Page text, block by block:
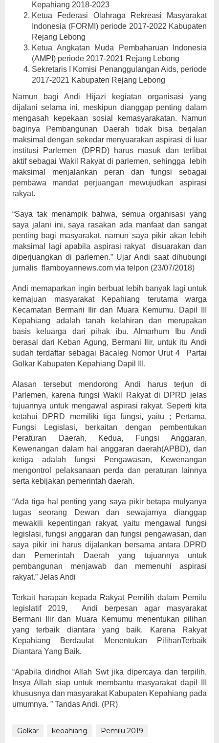
Kepahiang 2018-2023
Ketua Federasi Olahraga Rekreasi Masyarakat
Indonesia (FORMI) periode 2017-2022 Kabupaten
Rejang Lebong
Ketua Angkatan Muda Pembaharuan Indonesia
(AMPI) periode 2017-2021 Rejang Lebong
Sekretaris I Komisi Penanggulangan Aids, periode
2017-2021 Kabupaten Rejang Lebong
Namun bagi Andi Hijazi kegiatan organisasi yang
dijalani selama ini, meskipun dianggap penting dalam
mengasah kepekaan sosial kemasyarakatan. Namun
baginya Pembangunan Daerah tidak bisa berjalan
maksimal dengan sekedar menyuarakan aspirasi di luar
institusi Parlemen (DPRD) harus masuk dan terlibat
aktif sebagai Wakil Rakyat di parlemen, sehingga lebih
maksimal menjalankan peran dan fungsi sebagai
pembawa mandat perjuangan mewujudkan aspirasi
rakyat.
“Saya tak menampik bahwa, semua organisasi yang
saya jalani ini, saya rasakan ada manfaat dan sangat
penting bagi masyarakat, namun saya pikir akan lebih
maksimal lagi apabila aspirasi rakyat disuarakan dan
diperjuangkan di parlemen.” Ujar Andi saat dihubungi
jurnalis flamboyannews.com via telpon (23/07/2018)
Andi memaparkan ingin berbuat lebih banyak lagi untuk
kemajuan masyarakat Kepahiang terutama warga
Kecamatan Bermani Ilir dan Muara Kemumu. Dapil III
Kepahiang adalah tanah kelahiran dan merupakan
basis keluarga dari pihak ibu. Almarhum Ibu Andi
berasal dari Keban Agung, Bermani Ilir, untuk itu Andi
sudah terdaftar sebagai Bacaleg Nomor Urut 4 Partai
Golkar Kabupaten Kepahiang Dapil III.
Alasan tersebut mendorong Andi harus terjun di
Parlemen, karena fungsi Wakil Rakyat di DPRD jelas
tujuannya untuk mengawal aspirasi rakyat. Seperti kita
ketahui DPRD memiliki tiga fungsi, yaitu ; Pertama,
Fungsi Legislasi, berkaitan dengan pembentukan
Peraturan Daerah, Kedua, Fungsi Anggaran,
Kewenangan dalam hal anggaran daerah(APBD), dan
ketiga adalah fungsi Pengawasan, Kewenangan
mengontrol pelaksanaan perda dan peraturan lainnya
serta kebijakan pemerintah daerah.
“Ada tiga hal penting yang saya pikir betapa mulyanya
tugas seorang Dewan dan sewajarnya dianggap
mewakili kepentingan rakyat, yaitu mengawal fungsi
legislasi, fungsi anggaran dan fungsi pengawasan, dan
saya pikir ini harus dijalankan bersama antara DPRD
dan Pemerintah Daerah yang tujuannya untuk
pembangunan menjawab dan memenuhi aspirasi
rakyat.” Jelas Andi
Terkait harapan kepada Rakyat Pemilih dalam Pemilu
legislatif 2019, Andi berpesan agar masyarakat
Bermani Ilir dan Muara Kemumu menentukan pilihan
yang terbaik diantara yang baik. Karena Rakyat
Kepahiang Berdaulat Menentukan PilihanTerbaik
Diantara Yang Baik.
“Apabila diridhoi Allah Swt jika dipercaya dan terpilih,
Insya Allah siap untuk membantu masyarakat dapil III
khususnya dan masyarakat Kabupaten Kepahiang pada
umumnya. ” Tandas Andi. (PR)
Golkar keoahiang Pemilu 2019